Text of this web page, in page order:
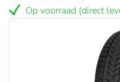
Op voorraad (direct